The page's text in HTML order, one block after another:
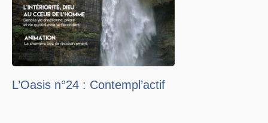
L’Oasis n°24 : Contempl’actif